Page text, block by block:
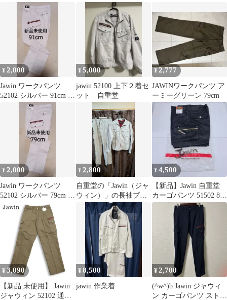
作業着 黒
¥ 2,000
Jawin ワークパンツ
52102 シルバー 91cm 新
品未使用
¥5,000
jawin 52100 上下２着セ
ット 自重堂
¥ 2,777
JAWINワークパンツ ア
ーミーグリーン 79cm
¥2,000
Jawin ワークパンツ
52102 シルバー 79cm 新
品未使用
¥2,800
自重堂の「Jawin（ジャ
ウィン）」の長袖ブル
ゾンとカーゴパンツの
上下セット
¥4,500
【新品】Jawin 自重堂
カーゴパンツ 51502 88
黒
¥ 3,090
【新品 未使用】 Jawin
ジャウィン 52102 通年
¥8,500
jawin 作業着
¥2,700
(^w^)b Jawin ジャウィ
ン カーゴパンツ ストレ